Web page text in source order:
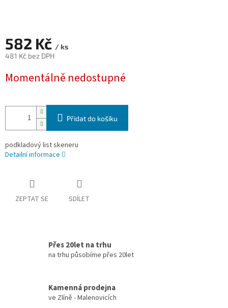
582 Kč / ks
481 Kč bez DPH
cena:
Momentálně nedostupné
Přidat do košíku
podkladový list skeneru
Detailní informace
ZEPTAT SE SDÍLET
Přes 20let na trhu
na trhu působíme přes 20let
Kamenná prodejna
ve Zlíně - Malenovicích